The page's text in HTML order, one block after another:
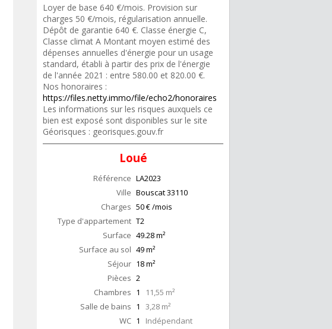
Loyer de base 640 €/mois. Provision sur
charges 50 €/mois, régularisation annuelle.
Dépôt de garantie 640 €. Classe énergie C,
Classe climat A Montant moyen estimé des
dépenses annuelles d'énergie pour un usage
standard, établi à partir des prix de l'énergie
de l'année 2021 : entre 580.00 et 820.00 €.
Nos honoraires :
https://files.netty.immo/file/echo2/honoraires
Les informations sur les risques auxquels ce
bien est exposé sont disponibles sur le site
Géorisques : georisques.gouv.fr
Loué
Référence LA2023
Ville Bouscat33110
Charges 50 € /mois
Type d'appartement T2
Surface 49.28m²
Surface au sol 49m²
Séjour 18m²
Pièces 2
Chambres 1
11,55 m²
Salle de bains 1 3,28 m²
WC 1 Indépendant